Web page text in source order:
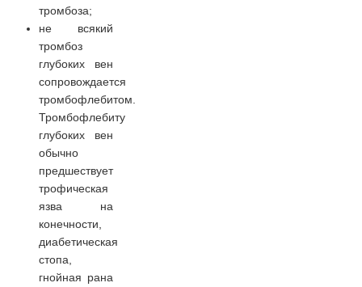
тромбоза;
не всякий
тромбоз
глубоких вен
сопровождается
тромбофлебитом.
Тромбофлебиту
глубоких вен
обычно
предшествует
трофическая
язва на
конечности,
диабетическая
стопа,
гнойная рана